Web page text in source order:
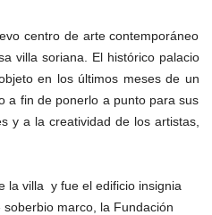
centro de arte contemporáneo
villa soriana. El histórico palacio
en los últimos meses de un
a fin de ponerlo a punto para sus
y a la creatividad de los artistas,
la villa y fue el edificio insignia
marco, la Fundación